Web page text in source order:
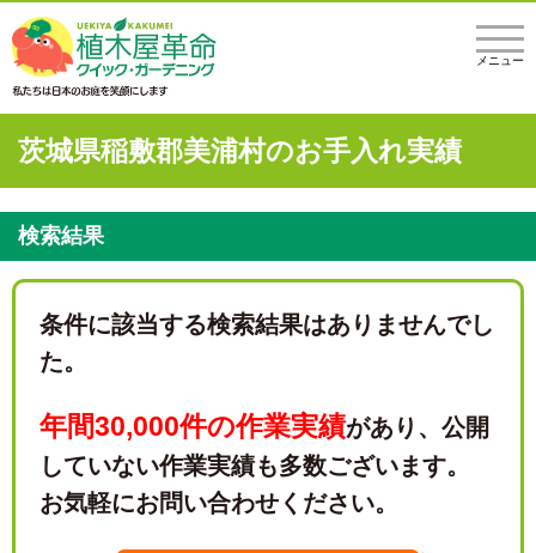
メニュー
茨城県稲敷郡美浦村のお手入れ実績
検索結果
条件に該当する検索結果はありませんでし
た。
年間30,000件の作業実績があり、 公開
していない作業実績も多数ございます。
お気軽にお問い合わせください。